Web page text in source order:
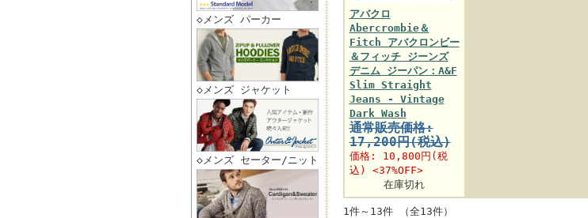
◇メンズ パーカー
◇メンズ ジャケット
◇メンズ セーター/ニット
アバクロ
Abercrombie＆
Fitch アバクロンビー
＆フィッチ ジーンズ
デニム ジーパン：A&F
Slim Straight
Jeans - Vintage
Dark Wash
通常販売価格:
17,200円(税込)
価格: 10,800円 (税
込) <37%OFF>
在庫切れ
1件～13件 （全13件）